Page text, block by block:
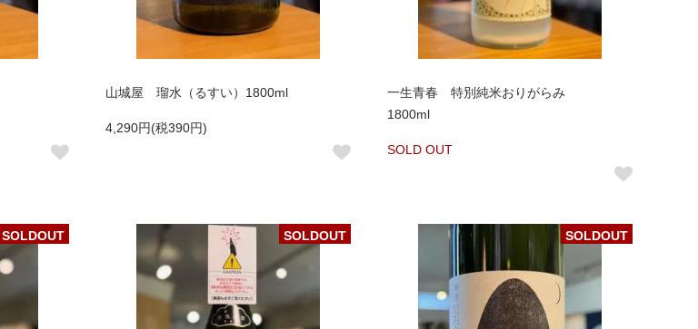
山城屋 瑠水（るすい）1800ml
4,290円(税390円)
一生青春 特別純米おりがらみ
1800ml
SOLD OUT
SOLDOUT SOLDOUT SOLDOUT